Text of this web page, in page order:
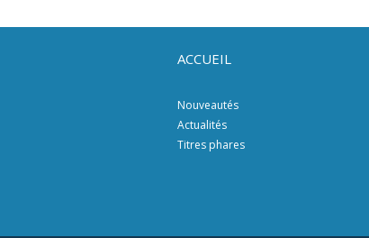
ACCUEIL
Nouveautés
Actualités
Titres phares